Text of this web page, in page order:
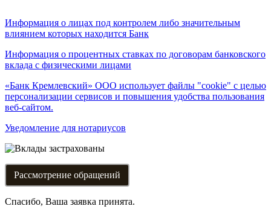
Информация о лицах под контролем либо значительным
влиянием которых находится Банк
Информация о процентных ставках по договорам банковского
вклада с физическими лицами
«Банк Кремлевский» ООО использует файлы "cookie" с целью
персонализации сервисов и повышения удобства пользования
веб-сайтом.
Уведомление для нотариусов
Рассмотрение обращений
Спасибо, Ваша заявка принята.